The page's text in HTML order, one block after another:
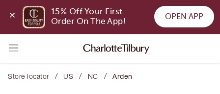
15% Off Your First
Order On The App!
OPEN APP
Store locator / US / NC / Arden